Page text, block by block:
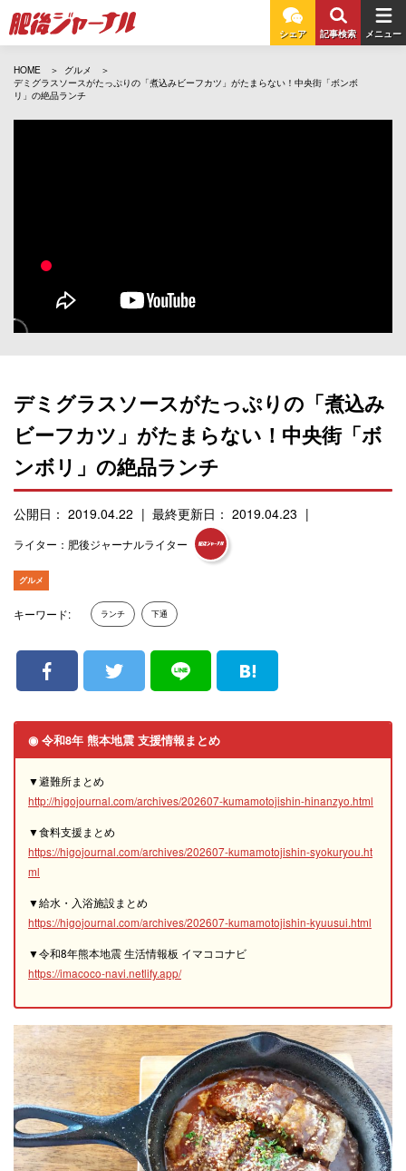
シェア 記事検索 メニュー
HOME
グルメ
デミグラスソースがたっぷりの「煮込みビーフカツ」がたまらない！中央街「ボンボ
リ」の絶品ランチ
デミグラスソースがたっぷりの「煮込み
ビーフカツ」がたまらない！中央街「ボ
ンボリ」の絶品ランチ
公開日： 2019.04.22 最終更新日： 2019.04.23
ライター：肥後ジャーナルライター
グルメ
キーワード: ランチ 下通
◉ 令和8年 熊本地震 支援情報まとめ
▼避難所まとめ
http://higojournal.com/archives/202607-kumamotojishin-hinanzyo.html
▼食料支援まとめ
https://higojournal.com/archives/202607-kumamotojishin-syokuryou.ht
ml
▼給水・入浴施設まとめ
https://higojournal.com/archives/202607-kumamotojishin-kyuusui.html
▼令和8年熊本地震 生活情報板 イマココナビ
https://imacoco-navi.netlify.app/